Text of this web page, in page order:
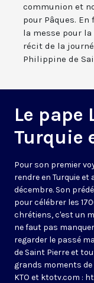
communion et
pour Pâques. En
la messe pour
récit de la
Philippine de
Le pape
Turquie
Pour son premier
rendre en Turquie et
décembre. Son
pour célébrer les
chrétiens, c'est un
ne faut pas
regarder le passé
de Saint Pierre et
grands moments de
KTO et ktotv.com :